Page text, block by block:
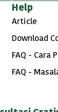
Help
Article
Download
FAQ - Cara
FAQ -